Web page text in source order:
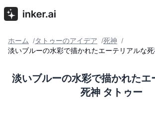
ホーム /タトゥーのアイデア /死神 /
淡いブルーの水彩で描かれたエーテリアルな死
淡いブルーの水彩で描かれたエ
死神 タトゥー